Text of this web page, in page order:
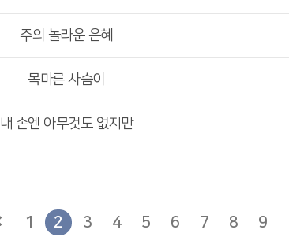
주의 놀라운 은혜
목마른 사슴이
내 손엔 아무것도 없지만
1 2 3 4 5 6 7 8 9